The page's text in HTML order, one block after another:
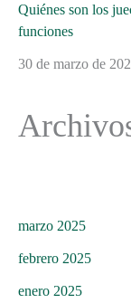
Quiénes son los
funciones
30 de marzo de
marzo 2025
febrero 2025
enero 2025